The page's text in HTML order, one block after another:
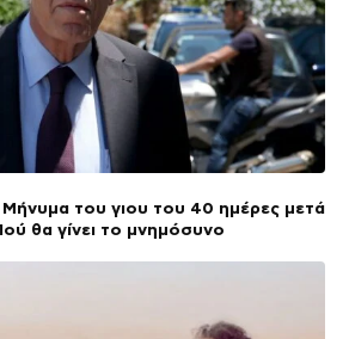
Μήνυμα του γιου του 40 ημέρες μετά
θα γίνει το μνημόσυνο